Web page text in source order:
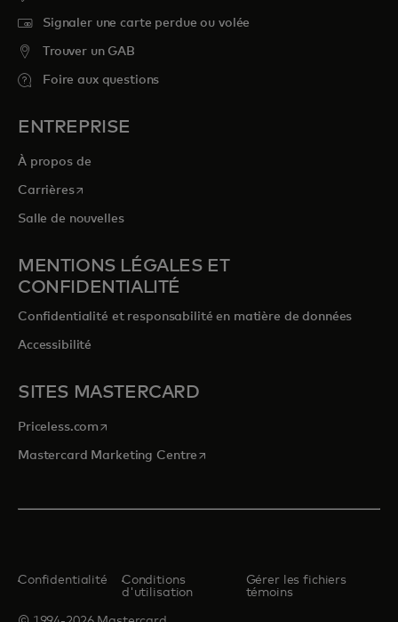
Signaler une carte perdue ou volée
Trouver un GAB
Foire aux questions
ENTREPRISE
À propos de
Carrièress’ouvre dans un nouvel onglet
Salle de nouvelles
MENTIONS LÉGALES ET
CONFIDENTIALITÉ
Confidentialité et responsabilité en matière de données
Accessibilité
SITES MASTERCARD
Priceless.com s’ouvre dans un nouvel onglet
Mastercard Marketing Centre s’ouvre dans un nouvel onglet
Confidentialité
Conditions
d'utilisation
Gérer les fichiers
témoins